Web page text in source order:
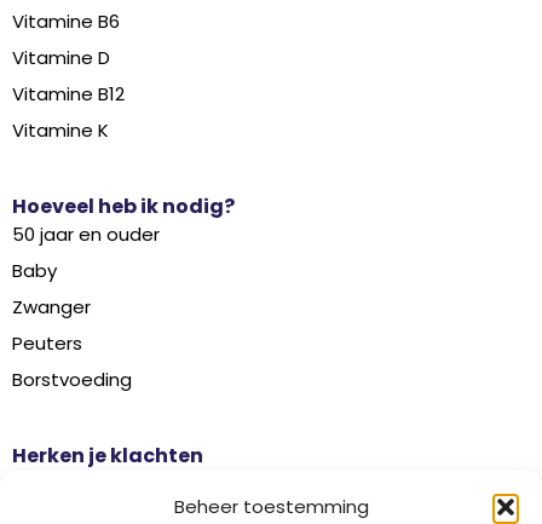
Beheer toestemming
Vitamine B6
Vitamine D
Vitamine B12
Vitamine K
Hoeveel heb ik nodig?
50 jaar en ouder
Baby
Zwanger
Peuters
Borstvoeding
Herken je klachten